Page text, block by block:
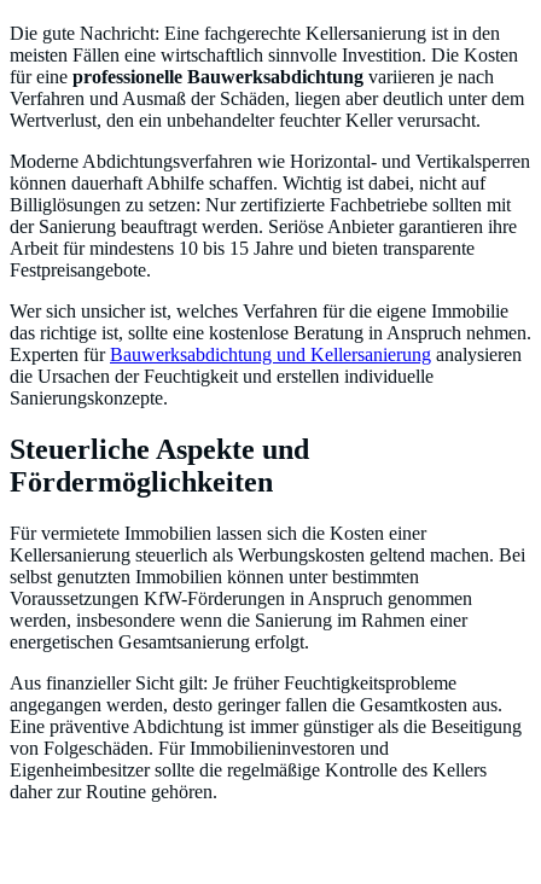
Die gute Nachricht: Eine fachgerechte Kellersanierung ist in den
meisten Fällen eine wirtschaftlich sinnvolle Investition. Die Kosten
für eine professionelle Bauwerksabdichtung variieren je nach
Verfahren und Ausmaß der Schäden, liegen aber deutlich unter dem
Wertverlust, den ein unbehandelter feuchter Keller verursacht.
Moderne Abdichtungsverfahren wie Horizontal- und Vertikalsperren
können dauerhaft Abhilfe schaffen. Wichtig ist dabei, nicht auf
Billiglösungen zu setzen: Nur zertifizierte Fachbetriebe sollten mit
der Sanierung beauftragt werden. Seriöse Anbieter garantieren ihre
Arbeit für mindestens 10 bis 15 Jahre und bieten transparente
Festpreisangebote.
Wer sich unsicher ist, welches Verfahren für die eigene Immobilie
das richtige ist, sollte eine kostenlose Beratung in Anspruch nehmen.
Experten fürBauwerksabdichtung und Kellersanierung analysieren
die Ursachen der Feuchtigkeit und erstellen individuelle
Sanierungskonzepte.
Steuerliche Aspekte und
Fördermöglichkeiten
Für vermietete Immobilien lassen sich die Kosten einer
Kellersanierung steuerlich als Werbungskosten geltend machen. Bei
selbst genutzten Immobilien können unter bestimmten
Voraussetzungen KfW-Förderungen in Anspruch genommen
werden, insbesondere wenn die Sanierung im Rahmen einer
energetischen Gesamtsanierung erfolgt.
Aus finanzieller Sicht gilt: Je früher Feuchtigkeitsprobleme
angegangen werden, desto geringer fallen die Gesamtkosten aus.
Eine präventive Abdichtung ist immer günstiger als die Beseitigung
von Folgeschäden. Für Immobilieninvestoren und
Eigenheimbesitzer sollte die regelmäßige Kontrolle des Kellers
daher zur Routine gehören.